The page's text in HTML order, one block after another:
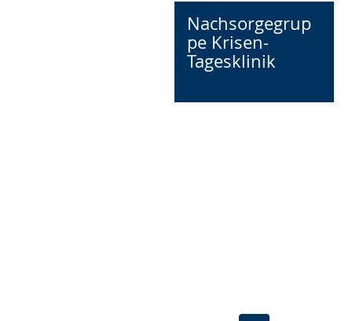
Nachsorgegrup
pe Krisen-
Tagesklinik